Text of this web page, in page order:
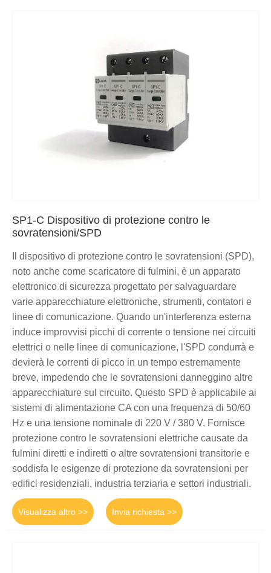
SP1-C Dispositivo di protezione contro le
sovratensioni/SPD
Il dispositivo di protezione contro le sovratensioni (SPD),
noto anche come scaricatore di fulmini, è un apparato
elettronico di sicurezza progettato per salvaguardare
varie apparecchiature elettroniche, strumenti, contatori e
linee di comunicazione. Quando un'interferenza esterna
induce improvvisi picchi di corrente o tensione nei circuiti
elettrici o nelle linee di comunicazione, l'SPD condurrà e
devierà le correnti di picco in un tempo estremamente
breve, impedendo che le sovratensioni danneggino altre
apparecchiature sul circuito. Questo SPD è applicabile ai
sistemi di alimentazione CA con una frequenza di 50/60
Hz e una tensione nominale di 220 V / 380 V. Fornisce
protezione contro le sovratensioni elettriche causate da
fulmini diretti e indiretti o altre sovratensioni transitorie e
soddisfa le esigenze di protezione da sovratensioni per
edifici residenziali, industria terziaria e settori industriali.
Visualizza altro >> Invia richiesta >>